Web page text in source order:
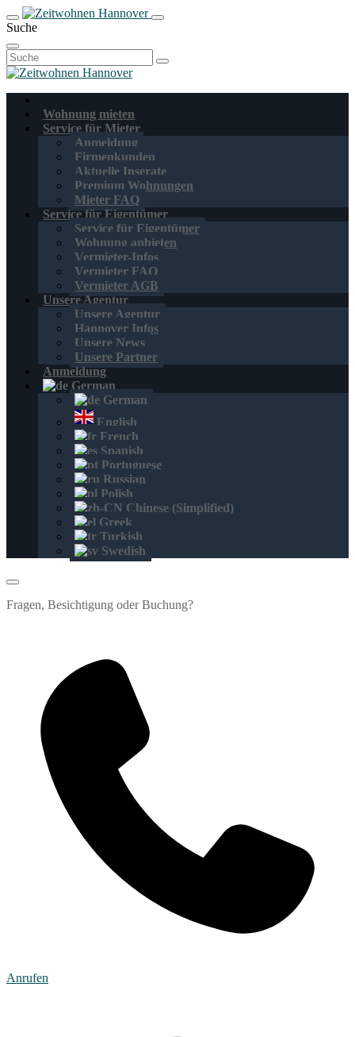
Suche
Suchen
nach:
Wohnung mieten
Service für Mieter
Anmeldung
Firmenkunden
Aktuelle Inserate
Premium Wohnungen
Mieter FAQ
Service für Eigentümer
Service für Eigentümer
Wohnung anbieten
Vermieter-Infos
Vermieter FAQ
Vermieter AGB
Unsere Agentur
Unsere Agentur
Hannover Infos
Unsere News
Unsere Partner
Anmeldung
German
German
English
French
Spanish
Portuguese
Russian
Polish
Chinese (Simplified)
Greek
Turkish
Swedish
Fragen, Besichtigung oder Buchung?
Anrufen